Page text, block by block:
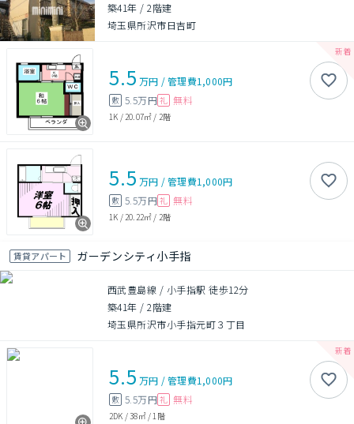
築41年 /2階建
埼玉県所沢市日吉町
5.5 万円 /管理費1,000円
敷 5.5万円 礼 無料
1K / 20.07㎡ / 2階
5.5 万円 /管理費1,000円
敷 5.5万円 礼 無料
1K / 20.22㎡ / 2階
賃貸アパート ガーデンシティ小手指
西武豊島線 / 小手指駅 徒歩12分
築41年 /2階建
埼玉県所沢市小手指元町３丁目
5.5 万円 /管理費1,000円
敷 5.5万円 礼 無料
2DK /38㎡/ 1階